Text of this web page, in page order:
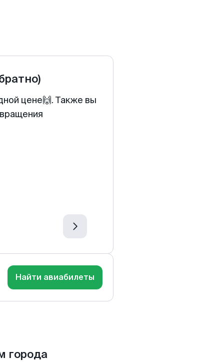
цене🙌. Также вы
Найти авиабилеты
города